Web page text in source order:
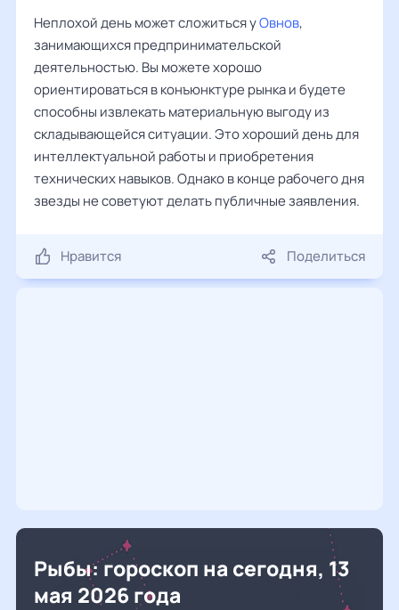
Неплохой день может сложиться уОвнов,
занимающихся предпринимательской
деятельностью. Вы можете хорошо
ориентироваться в конъюнктуре рынка и будете
способны извлекать материальную выгоду из
складывающейся ситуации. Это хороший день для
интеллектуальной работы и приобретения
технических навыков. Однако в конце рабочего дня
звезды не советуют делать публичные заявления.
Нравится Поделиться
Рыбы: гороскоп на сегодня, 13
мая 2026 года